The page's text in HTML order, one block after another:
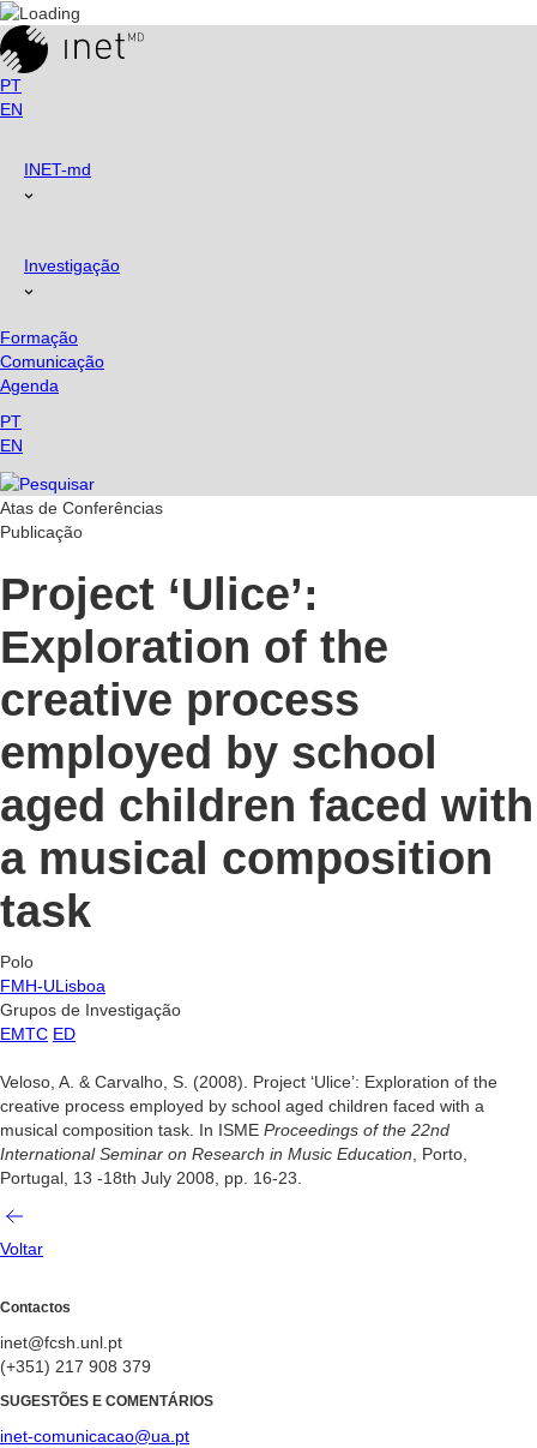
Skip
to
content
PT
EN
INET-md
Investigação
Formação
Comunicação
Agenda
PT
EN
Atas de Conferências
Publicação
Project ‘Ulice’:
Exploration of the
creative process
employed by school
aged children faced with
a musical composition
task
Polo
FMH-ULisboa
Grupos de Investigação
EMTC ED
Veloso, A. & Carvalho, S. (2008). Project ‘Ulice’: Exploration of the
creative process employed by school aged children faced with a
musical composition task. In ISME Proceedings of the 22nd
International Seminar on Research in Music Education , Porto,
Portugal, 13 -18th July 2008, pp. 16-23.
Voltar
Contactos
inet@fcsh.unl.pt
(+351) 217 908 379
SUGESTÕES E COMENTÁRIOS
inet-comunicacao@ua.pt